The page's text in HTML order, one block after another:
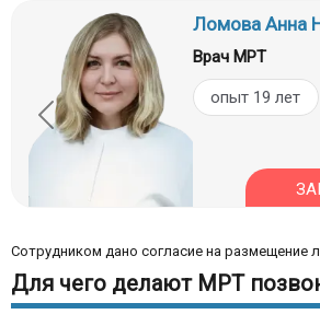
Ломова Анна
Врач МРТ
опыт 19 лет
Сотрудником дано согласие на размещение
Для чего делают МРТ